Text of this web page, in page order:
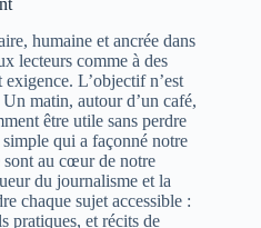
humaine et ancrée dans
lecteurs comme à des
L’objectif n’est
matin, autour d’un café,
être utile sans perdre
simple qui a façonné notre
sont au cœur de notre
du journalisme et la
chaque sujet accessible :
pratiques, et récits de